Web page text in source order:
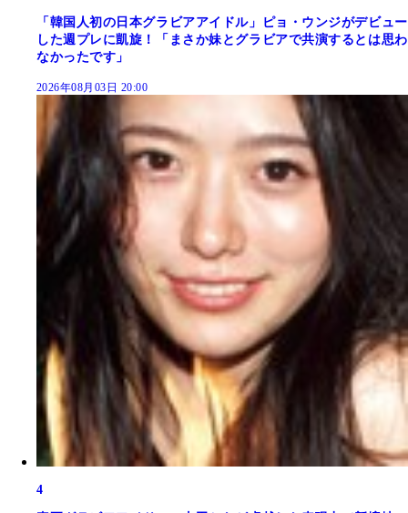
「韓国人初の日本グラビアアイドル」ピョ・ウンジがデビュー
した週プレに凱旋！「まさか妹とグラビアで共演するとは思わ
なかったです」
2026年08月03日 20:00
4